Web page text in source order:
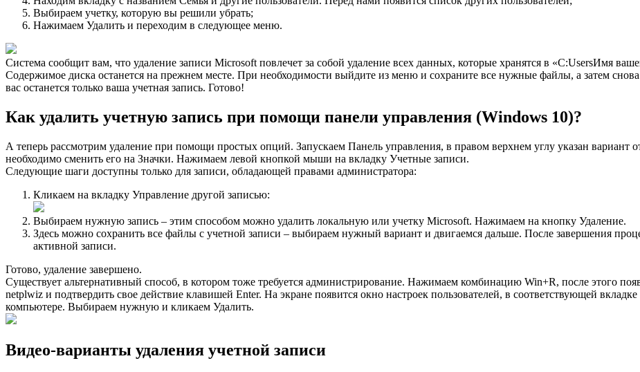
Выбираем учетку, которую вы решили убрать;
Нажимаем Удалить и переходим в следующее меню.
Система сообщит вам, что удаление записи Microsoft повлечет за собой удаление всех данных, которые хранятся в «С:UsersИмя
Содержимое диска останется на прежнем месте. При необходимости выйдите из меню и сохраните все нужные файлы, а затем
вас останется только ваша учетная запись. Готово!
Как удалить учетную запись при помощи панели управления (Windows 10)?
А теперь рассмотрим удаление при помощи простых опций. Запускаем Панель управления, в правом верхнем углу указан вариант
необходимо сменить его на Значки. Нажимаем левой кнопкой мыши на вкладку Учетные записи.
Следующие шаги доступны только для записи, обладающей правами администратора:
Кликаем на вкладку Управление другой записью:
Выбираем нужную запись – этим способом можно удалить локальную или учетку Microsoft. Нажимаем на кнопку Удаление.
Здесь можно сохранить все файлы с учетной записи – выбираем нужный вариант и двигаемся дальше. После завершения
активной записи.
Готово, удаление завершено.
Существует альтернативный способ, в котором тоже требуется администрирование. Нажимаем комбинацию Win+R, после этого
netplwiz и подтвердить свое действие клавишей Enter. На экране появится окно настроек пользователей, в соответствующей
компьютере. Выбираем нужную и кликаем Удалить.
Видео-варианты удаления учетной записи